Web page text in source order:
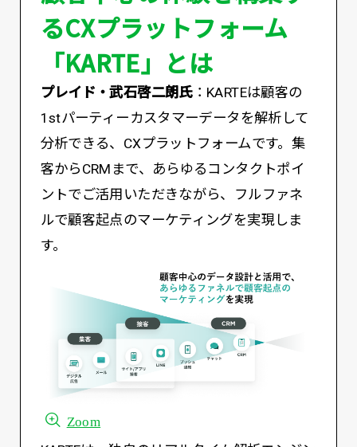
るCXプラットフォーム
「KARTE」とは
プレイド・武石啓二朗氏：KARTEは顧客の
1stパーティーカスタマーデータを解析して
分析できる、CXプラットフォームです。集
客からCRMまで、あらゆるコンタクトポイ
ントでご活用いただきながら、フルファネ
ルで顧客起点のマーケティングを実現しま
す。
Zoom